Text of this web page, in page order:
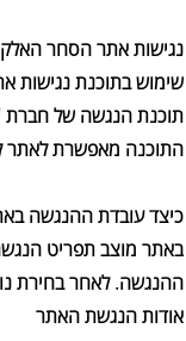
נגישות אתר הסחר
שימוש בתוכנת נגישות
התוכנה מאפשרת לאתר
כיצד עובדת ההנגשה
באתר מוצב תפריט
ההנגשה. לאחר בחירת
אודות הנגשת האתר